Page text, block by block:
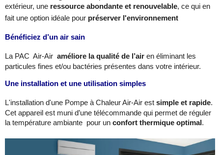
extérieur, une ressource abondante et renouvelable, ce qui en
fait une option idéale pour préserver l'environnement
Bénéficiez d’un air sain
La PAC Air-Air améliore la qualité de l’air en éliminant les
particules fines et/ou bactéries présentes dans votre intérieur.
Une installation et une utilisation simples
L'installation d'une Pompe à Chaleur Air-Air est simple et rapide.
Cet appareil est muni d’une télécommande qui permet de réguler
la température ambiante pour un confort thermique optimal.